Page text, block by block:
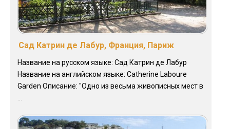
Сад Катрин де Лабур, Франция, Париж
Название на русском языке: Сад Катрин де Лабур
Название на английском языке: Catherine Laboure
Garden Описание: "Одно из весьма живописных мест в